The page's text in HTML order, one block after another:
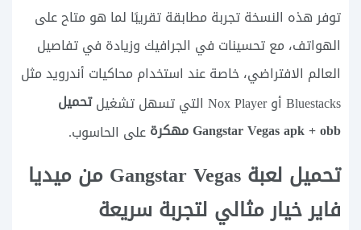
توفر هذه النسخة تجربة مطابقة تقريبًا لما هو متاح على
الهواتف، مع تحسينات في الجرافيك وزيادة في تفاصيل
العالم الافتراضي، خاصة عند استخدام محاكيات أندرويد مثل
Bluestacks أو Nox Player التي تسهل تشغيل
تحميل
Gangstar Vegas apk + obb مهكرة
على الحاسوب.
تحميل لعبة Gangstar Vegas من ميديا
فاير خيار مثالي لتجربة سريعة